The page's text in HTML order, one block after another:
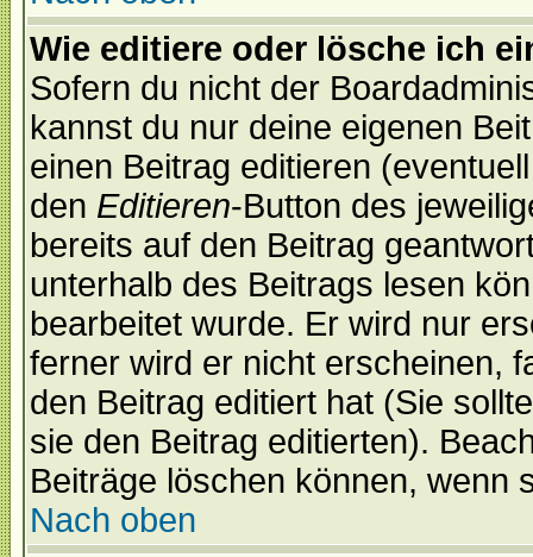
Wie editiere oder lösche ich
Sofern du nicht der
kannst du nur deine eigenen
einen Beitrag editieren
den Editieren-Button des
bereits auf den Beitrag
unterhalb des Beitrags lesen
bearbeitet wurde. Er wird nur
ferner wird er nicht erscheinen,
den Beitrag editiert hat (Sie
sie den Beitrag editierten).
Beiträge löschen können, wenn
Nach oben